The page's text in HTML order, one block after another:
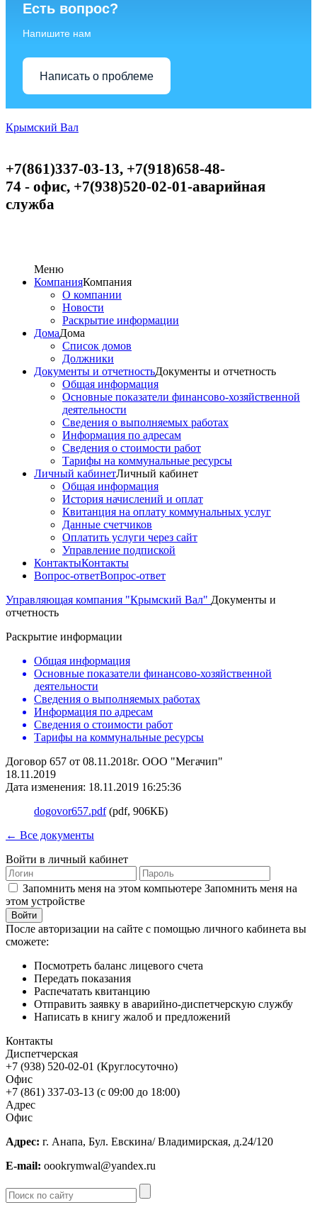
Есть вопрос?
Напишите нам
Написать о проблеме
Крымский Вал
+7(861)337-03-13, +7(918)658-48-
74 - офис, +7(938)520-02-01-аварийная
служба
Меню
КомпанияКомпания
О компании
Новости
Раскрытие информации
ДомаДома
Список домов
Должники
Документы и отчетностьДокументы и отчетность
Общая информация
Основные показатели финансово-хозяйственной
деятельности
Сведения о выполняемых работах
Информация по адресам
Сведения о стоимости работ
Тарифы на коммунальные ресурсы
Личный кабинетЛичный кабинет
Общая информация
История начислений и оплат
Квитанция на оплату коммунальных услуг
Данные счетчиков
Оплатить услуги через сайт
Управление подпиской
КонтактыКонтакты
Вопрос-ответВопрос-ответ
Управляющая компания "Крымский Вал" Документы и
отчетность
Раскрытие информации
Общая информация
Основные показатели финансово-хозяйственной
деятельности
Сведения о выполняемых работах
Информация по адресам
Сведения о стоимости работ
Тарифы на коммунальные ресурсы
Договор 657 от 08.11.2018г. ООО "Мегачип"
18.11.2019
Дата изменения: 18.11.2019 16:25:36
dogovor657.pdf(pdf, 906КБ)
← Все документы
Войти в личный кабинет
Запомнить меня на этом компьютере Запомнить меня на
этом устройстве
После авторизации на сайте с помощью личного кабинета вы
сможете:
Посмотреть баланс лицевого счета
Передать показания
Распечатать квитанцию
Отправить заявку в аварийно-диспетчерскую службу
Написать в книгу жалоб и предложений
Контакты
Диспетчерская
+7 (938) 520-02-01 (Круглосуточно)
Офис
+7 (861) 337-03-13 (с 09:00 до 18:00)
Адрес
Офис
Адрес: г. Анапа, Бул. Евскина/ Владимирская, д.24/120
E-mail: oookrymwal@yandex.ru